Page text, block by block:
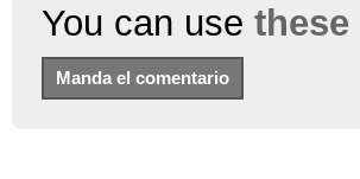
You can use these